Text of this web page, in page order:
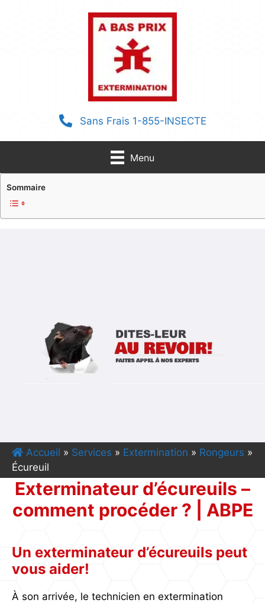
Sans Frais 1-855-INSECTE
Menu
Sommaire
Accueil » Services » Extermination » Rongeurs »
Écureuil
Exterminateur d’écureuils –
comment procéder ? | ABPE
Un exterminateur d’écureuils peut
vous aider!
À son arrivée, le technicien en extermination